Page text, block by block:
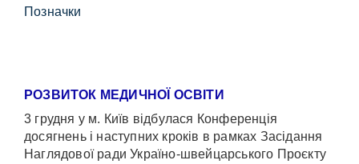
Позначки
РОЗВИТОК МЕДИЧНОЇ ОСВІТИ
3 грудня у м. Київ відбулася Конференція
досягнень і наступних кроків в рамках Засідання
Наглядової ради Україно-швейцарського Проєкту